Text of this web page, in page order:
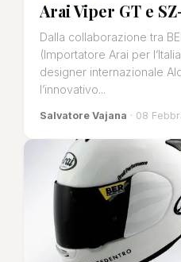
Arai Viper GT e
Dalla collaborazione tra
(Importatore Arai per
designer internazionale
l’innovativo...
Salvatore Vajana · 08